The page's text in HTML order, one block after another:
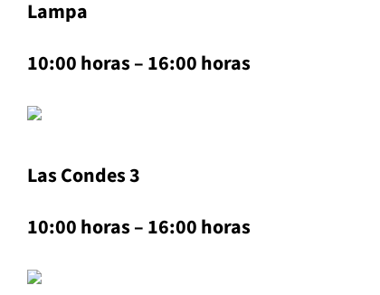
Lampa
10:00 horas – 16:00 horas
Las Condes 3
10:00 horas – 16:00 horas